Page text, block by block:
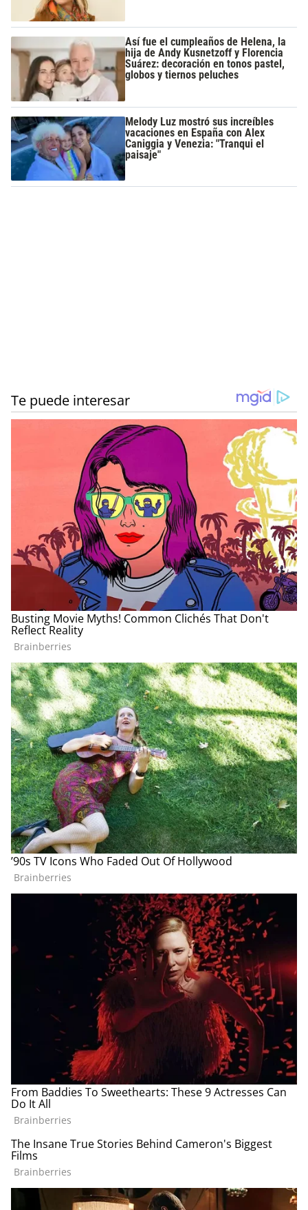
Así fue el cumpleaños de Helena, la
hija de Andy Kusnetzoff y Florencia
Suárez: decoración en tonos pastel,
globos y tiernos peluches
Melody Luz mostró sus increíbles
vacaciones en España con Alex
Caniggia y Venezia: "Tranqui el
paisaje"